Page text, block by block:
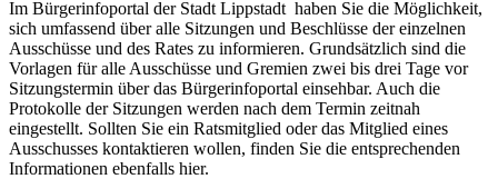
Im Bürgerinfoportal der Stadt Lippstadt haben Sie die Möglichkeit,
sich umfassend über alle Sitzungen und Beschlüsse der einzelnen
Ausschüsse und des Rates zu informieren. Grundsätzlich sind die
Vorlagen für alle Ausschüsse und Gremien zwei bis drei Tage vor
Sitzungstermin über das Bürgerinfoportal einsehbar. Auch die
Protokolle der Sitzungen werden nach dem Termin zeitnah
eingestellt. Sollten Sie ein Ratsmitglied oder das Mitglied eines
Ausschusses kontaktieren wollen, finden Sie die entsprechenden
Informationen ebenfalls hier.